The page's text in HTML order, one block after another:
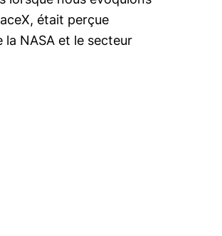
était perçue
NASA et le secteur